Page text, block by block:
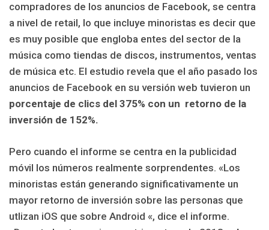
compradores de los anuncios de Facebook, se centra
a nivel de retail, lo que incluye minoristas es decir que
es muy posible que engloba entes del sector de la
música como tiendas de discos, instrumentos, ventas
de música etc. El estudio revela que el año pasado los
anuncios de Facebook en su versión web tuvieron un
porcentaje de clics del 375% con un retorno de la
inversión de 152%.
Pero cuando el informe se centra en la publicidad
móvil los números realmente sorprendentes. «Los
minoristas están generando significativamente un
mayor retorno de inversión sobre las personas que
utlizan iOS que sobre Android «, dice el informe.